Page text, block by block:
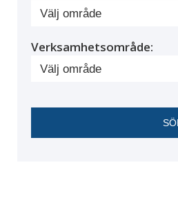
Verksamhetsområde: